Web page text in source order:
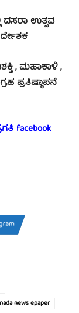
ದಸರಾ ಉತ್ಸವ
, ಮಹಾಕಾಳಿ ,
ಪ್ರತಿಷ್ಠಾಪನೆ
facebook
news epaper